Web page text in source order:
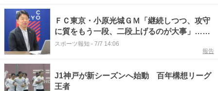
ＦＣ東京・小原光城ＧＭ「継続しつつ、攻守
に質をもう一段、二段上げるのが大事」…百
年構想リーグ４位から補強面に言及
スポーツ報知 - 7/7 14:06
報告
J1神戸が新シーズンへ始動 百年構想リーグ
王者